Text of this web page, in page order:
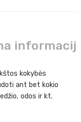
kokybės
ant bet kokio
odos ir kt.